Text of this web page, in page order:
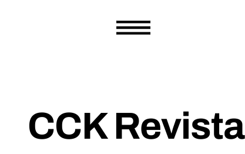
CCK Revista